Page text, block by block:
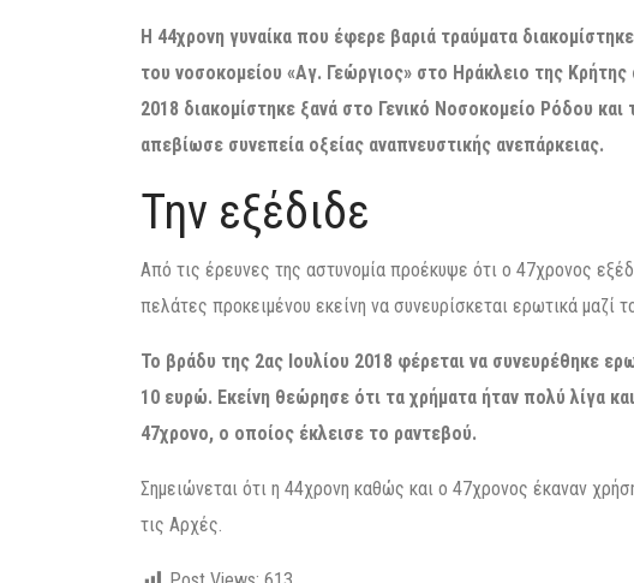
Η 44χρονη γυναίκα που έφερε βαριά τραύματα
του νοσοκομείου «Αγ. Γεώργιος» στο Ηράκλειο της
2018 διακομίστηκε ξανά στο Γενικό Νοσοκομείο Ρόδου
απεβίωσε συνεπεία οξείας αναπνευστικής ανεπάρκειας.
Την εξέδιδε
Από τις έρευνες της αστυνομία προέκυψε ότι ο 47χρονος
πελάτες προκειμένου εκείνη να συνευρίσκεται ερωτικά μαζί
Το βράδυ της 2ας Ιουλίου 2018 φέρεται να συνευρέθηκε
10 ευρώ. Εκείνη θεώρησε ότι τα χρήματα ήταν πολύ λίγα
47χρονο, ο οποίος έκλεισε το ραντεβού.
Σημειώνεται ότι η 44χρονη καθώς και ο 47χρονος έκαναν
τις Αρχές.